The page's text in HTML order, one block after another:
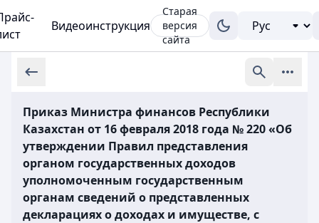
Видеоинструкция
Старая
версия
сайта
Приказ Министра финансов Республики
Казахстан от 16 февраля 2018 года № 220 «Об
утверждении Правил представления
органом государственных доходов
уполномоченным государственным
органам сведений о представленных
декларациях о доходах и имуществе, с